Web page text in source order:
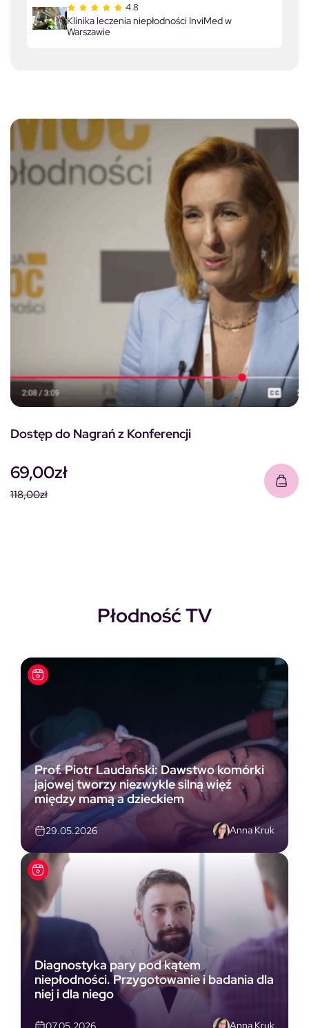
4.8
Klinika leczenia niepłodności InviMed w
Warszawie
Dostęp do Nagrań z Konferencji
118,00zł
69,00zł
Płodność TV
Prof. Piotr Laudański: Dawstwo komórki
jajowej tworzy niezwykle silną więź
między mamą a dzieckiem
29.05.2026 Anna Kruk
Diagnostyka pary pod kątem
niepłodności. Przygotowanie i badania dla
niej i dla niego
Anna Kruk